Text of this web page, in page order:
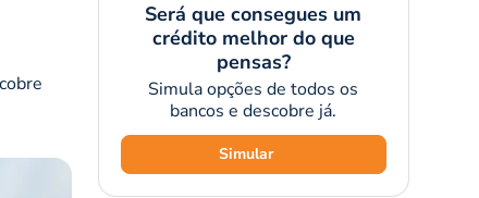
Será que consegues um
crédito melhor do que
pensas?
Simula opções de todos os
bancos e descobre já.
Simular